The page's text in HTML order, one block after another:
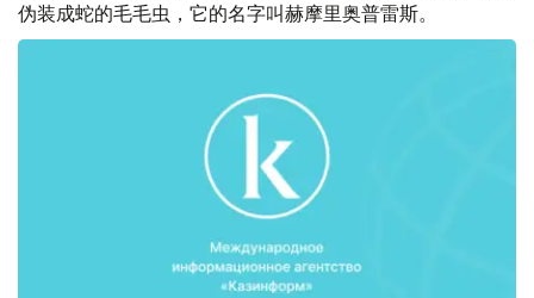
伪装成蛇的毛毛虫，它的名字叫赫摩里奥普雷斯。